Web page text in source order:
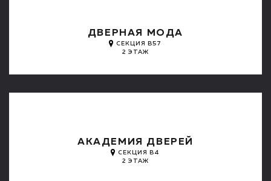
ДВЕРНАЯ МОДА
СЕКЦИЯ B57
2 ЭТАЖ
АКАДЕМИЯ ДВЕРЕЙ
СЕКЦИЯ B4
2 ЭТАЖ